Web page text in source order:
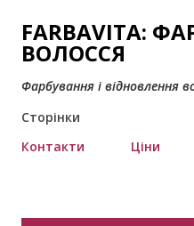
Перейти до
FARBAVITA:
ВОЛОССЯ
Фарбування і відновлення
Сторінки
Контакти
Ціни